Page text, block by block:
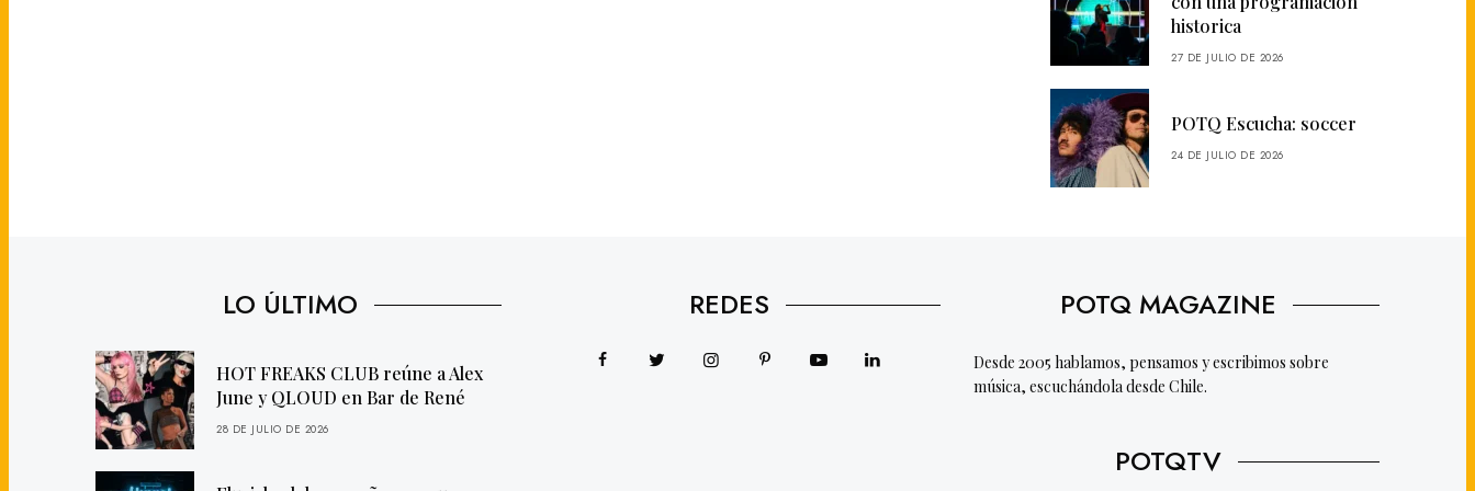
historica
27 DE JULIO DE 2026
POTQ Escucha: soccer
24 DE JULIO DE 2026
LO ÚLTIMO
HOT FREAKS CLUB reúne a Alex
June y QLOUD en Bar de René
28 DE JULIO DE 2026
REDES POTQ MAGAZINE
Desde 2005 hablamos, pensamos y escribimos sobre
música, escuchándola desde Chile.
POTQTV